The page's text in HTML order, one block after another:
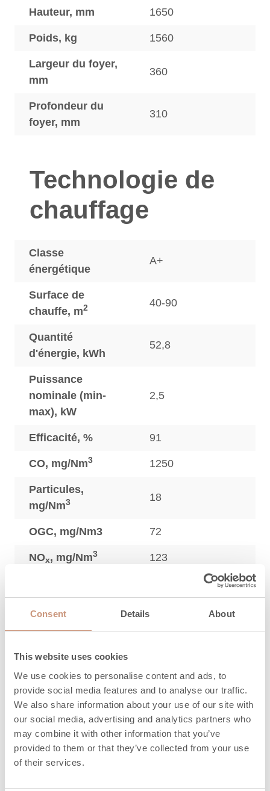
Consent Details About
This website uses cookies
We use cookies to personalise content and ads, to
provide social media features and to analyse our traffic.
We also share information about your use of our site with
our social media, advertising and analytics partners who
may combine it with other information that you’ve
provided to them or that they’ve collected from your use
of their services.
Hauteur, mm 1650
Poids, kg 1560
Largeur du foyer,
mm
360
Profondeur du
foyer, mm
310
Technologie de
chauffage
Classe
énergétique
A+
Surface de
chauffe, m2 40-90
Quantité
d'énergie, kWh
52,8
Puissance
nominale (min-
max), kW
2,5
Efficacité, % 91
CO, mg/Nm3 1250
Particules,
mg/Nm3 18
OGC, mg/Nm3 72
NOx, mg/Nm3 123
maximum de
bois, kg
13,2
de chauffage,
mm
Durée de
restitution de la
chaleur (h) 100%
2,7
Durée de